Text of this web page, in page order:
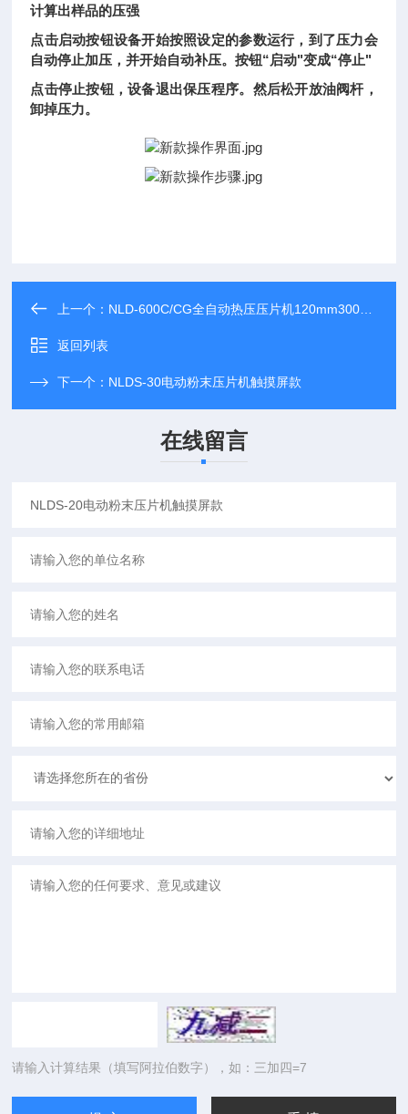
计算出样品的压强
点击启动按钮设备开始按照设定的参数运行，到了压力会
自动停止加压，并开始自动补压。按钮“启动"变成“停止"
点击停止按钮，设备退出保压程序。然后松开放油阀杆，
卸掉压力。
上一个： NLD-600C/CG全自动热压压片机120mm300度500度
返回列表
下一个： NLDS-30电动粉末压片机触摸屏款
在线留言
请输入计算结果（填写阿拉伯数字），如：三加四=7